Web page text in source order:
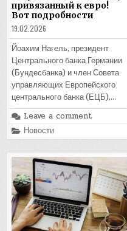
привязанный к евро!
Вот подробности
19.02.2026
Йоахим Нагель, президент
Центрального банка Германии
(Бундесбанка) и член Совета
управляющих Европейского
центрального банка (ЕЦБ),…
Leave a comment
Posted
in
Новости